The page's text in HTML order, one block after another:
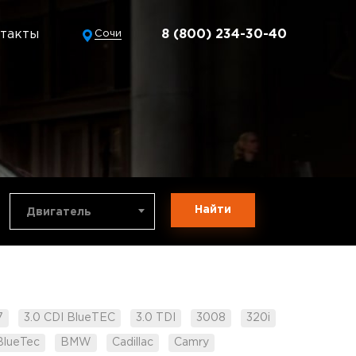
Сочи 8 (800) 234-30-40
Двигатель Найти
3.0 CDI BlueTEC 3.0 TDI 3008 320i
BMW Cadillac Camry